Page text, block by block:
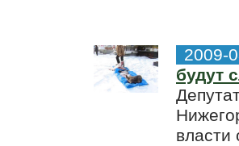
2009-
будут
власти